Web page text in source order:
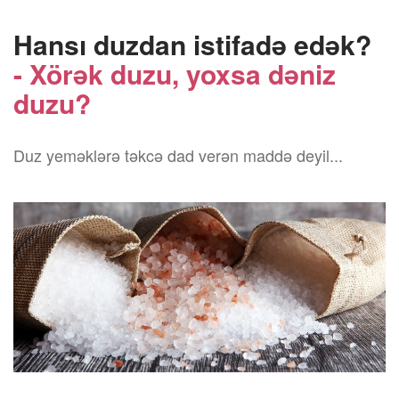
Hansı duzdan istifadə edək?
- Xörək duzu, yoxsa dəniz
duzu?
Duz yeməklərə təkcə dad verən maddə deyil...